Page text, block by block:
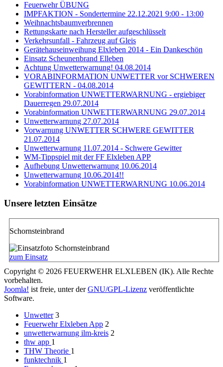
Feuerwehr ÜBUNG
IMPFAKTION - Sondertermine 22.12.2021 9:00 - 13:00
Weihnachtsbaumverbrennen
Rettungskarte nach Hersteller aufgeschlüsselt
Verkehrsunfall - Fahrzeug auf Gleis
Gerätehauseinweihung Elxleben 2014 - Ein Dankeschön
Einsatz Scheunenbrand Elleben
Achtung Unwetterwarnung! 04.08.2014
VORABINFORMATION UNWETTER vor SCHWEREN
GEWITTERN - 04.08.2014
Vorabinformation UNWETTERWARNUNG - ergiebiger
Dauerregen 29.07.2014
Vorabinformation UNWETTERWARNUNG 29.07.2014
Unwetterwarnung 27.07.2014
Vorwarnung UNWETTER SCHWERE GEWITTER
21.07.2014
Unwetterwarnung 11.07.2014 - Schwere Gewitter
WM-Tippspiel mit der FF Elxleben APP
Aufhebung Unwetterwarnung 10.06.2014
Unwetterwarnung 10.06.2014!!
Vorabinformation UNWETTERWARNUNG 10.06.2014
Unsere letzten Einsätze
Schornsteinbrand
zum Einsatz
Copyright © 2026 FEUERWEHR ELXLEBEN (IK). Alle Rechte
vorbehalten.
Joomla! ist freie, unter derGNU/GPL-Lizenz veröffentlichte
Software.
Unwetter 3
Feuerwehr Elxleben App 2
unwetterwarnung ilm-kreis 2
thw app 1
THW Theorie 1
funktechnik 1